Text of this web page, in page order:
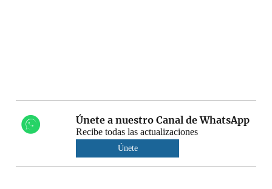
Únete a nuestro Canal de WhatsApp
Recibe todas las actualizaciones
Únete